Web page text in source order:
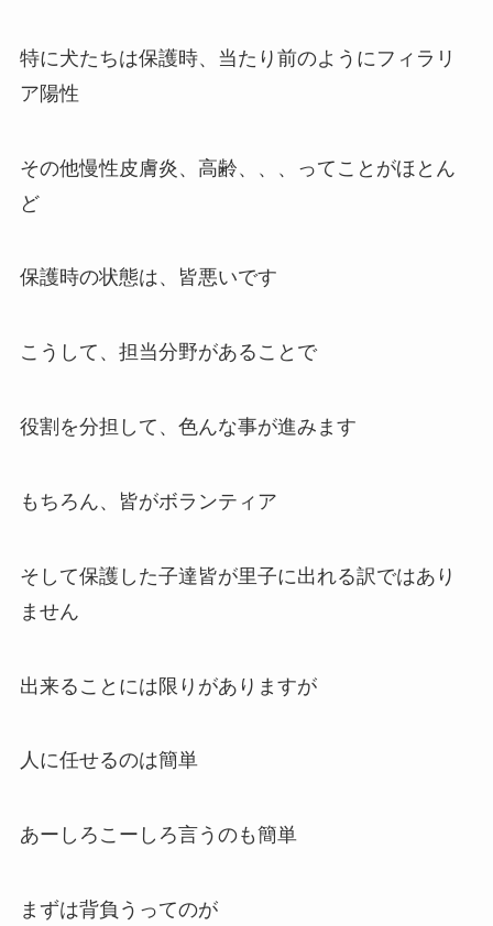
特に犬たちは保護時、当たり前のようにフィラリ
ア陽性
その他慢性皮膚炎、高齢、、、ってことがほとん
ど
保護時の状態は、皆悪いです
こうして、担当分野があることで
役割を分担して、色んな事が進みます
もちろん、皆がボランティア
そして保護した子達皆が里子に出れる訳ではあり
ません
出来ることには限りがありますが
人に任せるのは簡単
あーしろこーしろ言うのも簡単
まずは背負うってのが